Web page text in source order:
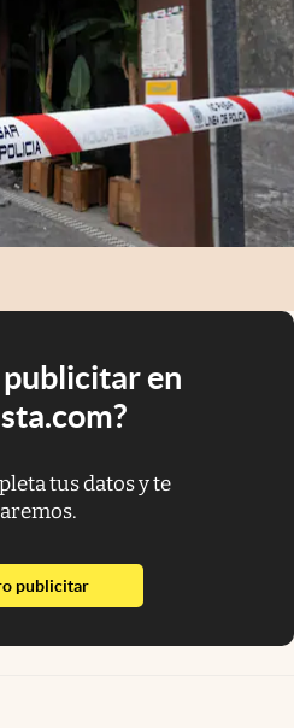
en
tus datos y te
publicitarabre en nueva pestaña